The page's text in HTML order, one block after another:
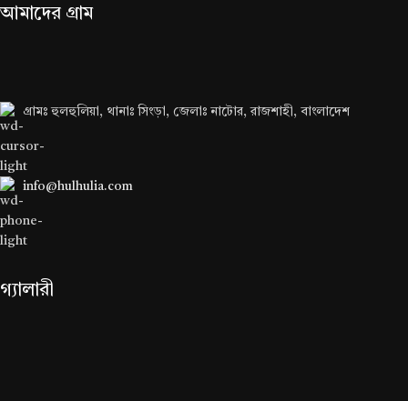
আমাদের গ্রাম
গ্রামঃ হুলহুলিয়া, থানাঃ সিংড়া, জেলাঃ নাটোর, রাজশাহী, বাংলাদেশ
info@hulhulia.com
গ্যালারী